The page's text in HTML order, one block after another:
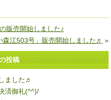
販売開始しました♪
森江503号」販売開始しました♬ »
投稿
ました♬
済御礼(^^)/